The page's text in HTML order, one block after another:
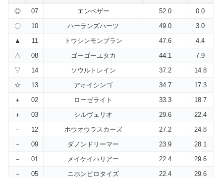
◎ 07 エンペザー 52.0
0.0
〇
10 ハーランズハーツ 49.0
3.0
▲
11 トウシンモンブラン 47.6
4.4
△
08 ゴーゴーユタカ 44.1
7.9
▽
14 ソウルトレイン 37.2
14.8
☆
13 アオイシンゴ 34.7
17.3
＋
02 ローゼライト 33.3
18.7
＋
03 シルヴェリオ 29.6
22.4
－
12 ホウオウラスカーズ 27.2
24.8
－
09 ダノンドリーマー 23.9
28.1
－
01 メイケイハリアー 22.4
29.6
－
05 ニホンピロタイズ 22.4
29.6